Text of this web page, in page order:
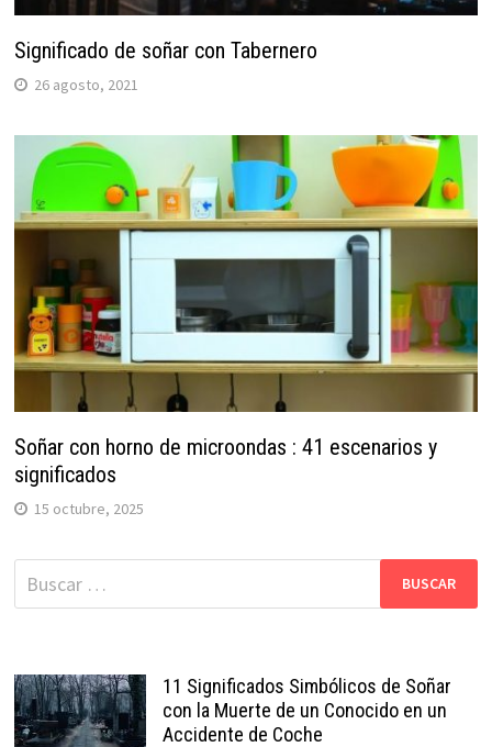
Significado de soñar con Tabernero
26 agosto, 2021
Soñar con horno de microondas : 41 escenarios y
significados
15 octubre, 2025
Buscar:
11 Significados Simbólicos de Soñar
con la Muerte de un Conocido en un
Accidente de Coche